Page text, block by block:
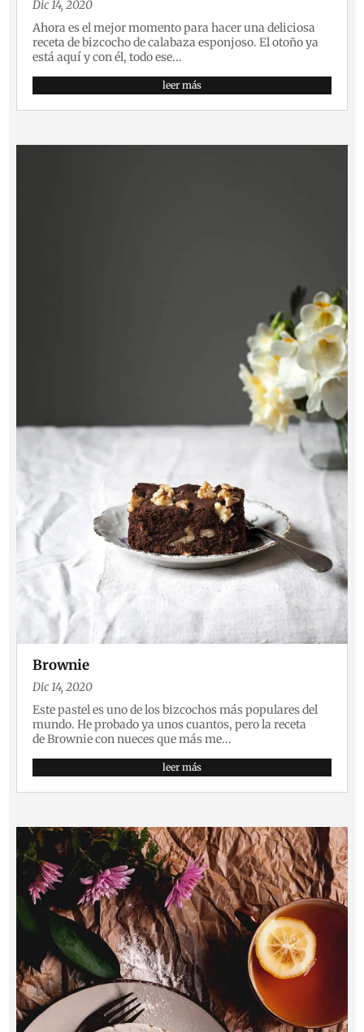
Dic 14, 2020
Ahora es el mejor momento para hacer una deliciosa
receta de bizcocho de calabaza esponjoso. El otoño ya
está aquí y con él, todo ese...
leer más
Brownie
Dic 14, 2020
Este pastel es uno de los bizcochos más populares del
mundo. He probado ya unos cuantos, pero la receta
de Brownie con nueces que más me...
leer más